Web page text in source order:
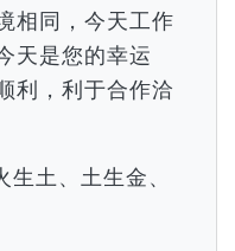
相同，今天工作
天是您的幸运
利，利于合作洽
土、土生金、